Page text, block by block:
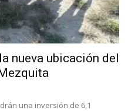
nueva ubicación del
una inversión de 6,1